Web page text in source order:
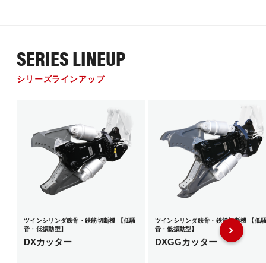
SERIES LINEUP
シリーズラインアップ
ツインシリンダ鉄骨・鉄筋切断機 【低騒
音・低振動型】
DXカッター
ツインシリンダ鉄骨・鉄筋切断機 【低
音・低振動型】
DXGGカッター